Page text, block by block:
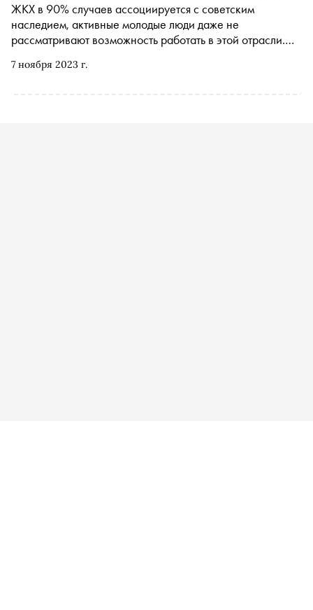
7 ноября 2023 г.
ЖКХ в 90% случаев ассоциируется с советским
наследием, активные молодые люди даже не
рассматривают возможность работать в этой отрасли.
платформы «Домиленд», считает, что ситуацию может